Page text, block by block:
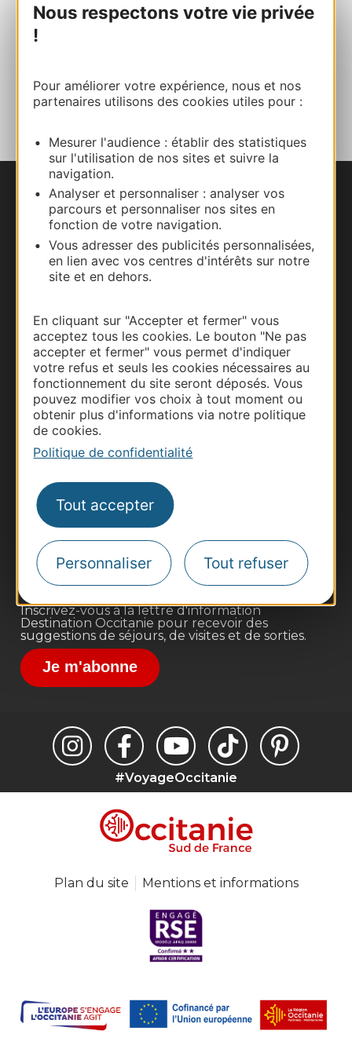
Nous respectons votre vie privée
!
Pour améliorer votre expérience, nous et nos
partenaires utilisons des cookies utiles pour :
Mesurer l'audience : établir des statistiques
sur l'utilisation de nos sites et suivre la
navigation.
Analyser et personnaliser : analyser vos
parcours et personnaliser nos sites en
fonction de votre navigation.
Vous adresser des publicités personnalisées,
en lien avec vos centres d'intérêts sur notre
site et en dehors.
En cliquant sur "Accepter et fermer" vous
acceptez tous les cookies. Le bouton "Ne pas
accepter et fermer" vous permet d'indiquer
votre refus et seuls les cookies nécessaires au
fonctionnement du site seront déposés. Vous
pouvez modifier vos choix à tout moment ou
obtenir plus d'informations via notre politique
de cookies.
Politique de confidentialité
Tout accepter
Personnaliser Tout refuser
AJOUTER
AU CARNET
Nous contacter
Carte interactive
Documentation
Business/Mice
Pros d'Occitanie
Voyagistes
Destination Sport
Inscrivez-vous à la lettre d'information
Destination Occitanie pour recevoir des
suggestions de séjours, de visites et de sorties.
Je m'abonne
#VoyageOccitanie
Plan du site Mentions et informations